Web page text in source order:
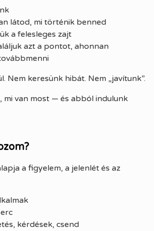
látod, mi történik benned
a felesleges zajt
azt a pontot, ahonnan
Nem keresünk hibát. Nem „javítunk”.
mi van most — és abból indulunk
a figyelem, a jelenlét és az
kérdések, csend